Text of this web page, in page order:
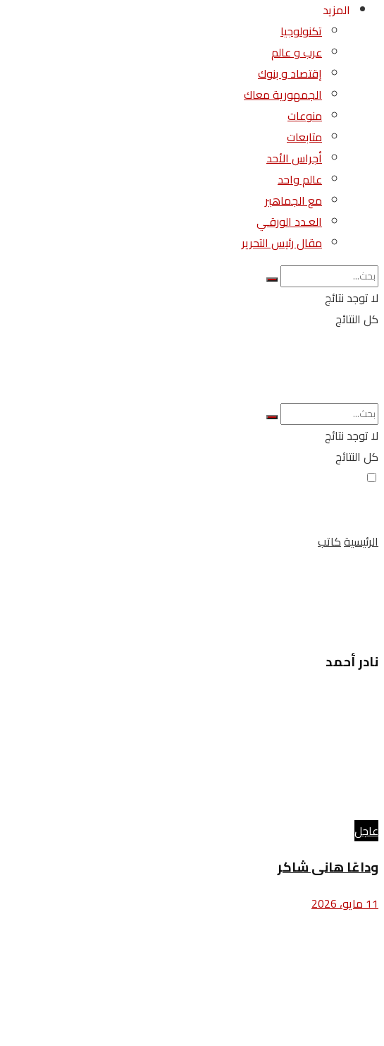
المزيد
تكنولوجيا
عرب و عالم
إقتصاد و بنوك
الجمهورية معاك
منوعات
متابعات
أجراس الأحد
عالم واحد
مع الجماهير
العـدد الورقـي
مقال رئيس التحرير
لا توجد نتائج
كل النتائج
لا توجد نتائج
كل النتائج
الرئيسيةكاتب
نادر أحمد
عاجل
وداعًا هانى شاكر
11 مايو، 2026